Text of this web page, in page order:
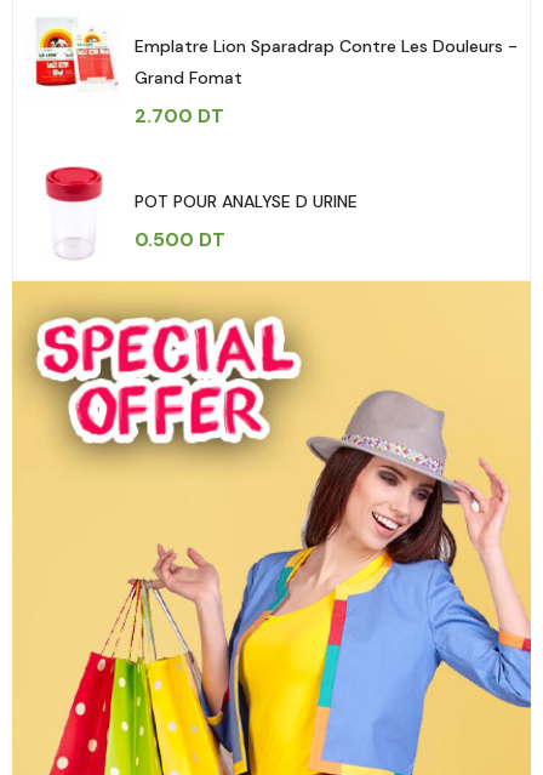
Emplatre Lion Sparadrap Contre Les Douleurs -
Grand Fomat
2.700 DT
POT POUR ANALYSE D URINE
0.500 DT